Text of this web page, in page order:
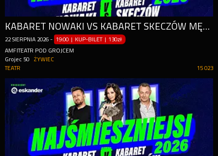
KABARET NOWAKI VS KABARET SKECZÓW MĘCZĄCYCH
22 SIERPNIA 2026 - 19:00 | KUP-BILET |130zł
AMFITEATR POD GROJCEM
Grojec 50
ŻYWIEC
15 023
TEATR